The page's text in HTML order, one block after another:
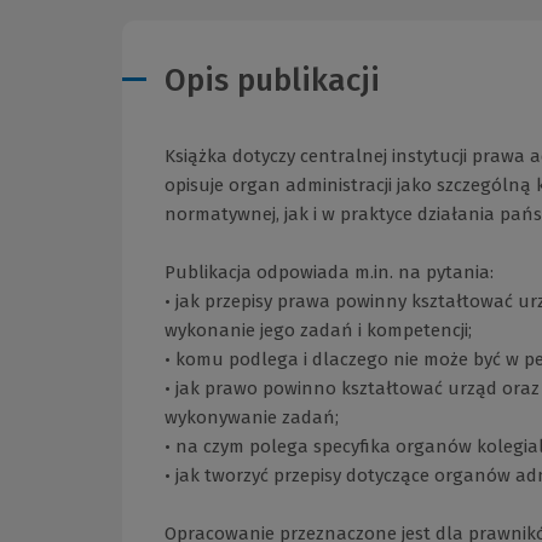
Opis publikacji
Książka dotyczy centralnej instytucji prawa
opisuje organ administracji jako
normatywnej, jak i w praktyce działania
Publikacja odpowiada m.in. na pytania:
• jak przepisy prawa powinny kształtować
wykonanie jego zadań i kompetencji;
• komu podlega i dlaczego nie może być w
• jak prawo powinno kształtować urząd
wykonywanie zadań;
• na czym polega specyfika organów
• jak tworzyć przepisy dotyczące organów
Opracowanie przeznaczone jest dla